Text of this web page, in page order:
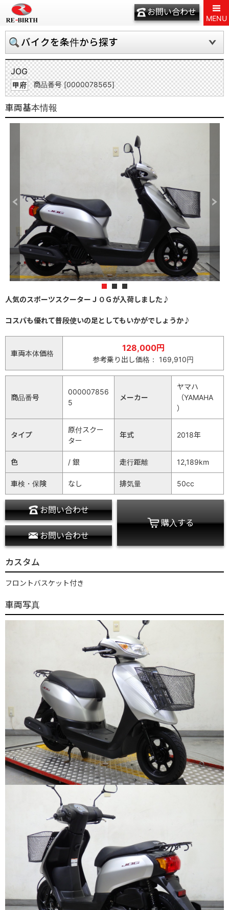
お問い合わせ
MENU
バイクを条件から探す
JOG
甲府 商品番号 [0000078565]
車両基本情報
Previous Next
1 2
人気のスポーツスクーターＪＯＧが入荷しました♪
コスパも優れて普段使いの足としてもいかがでしょうか♪
車両本体価格
128,000円
参考乗り出し価格： 169,910円
商品番号
000007856
5
メーカー
ヤマハ
（YAMAHA
）
タイプ
原付スクー
ター
年式 2018年
色 / 銀 走行距離 12,189km
車検・保険 なし 排気量 50cc
お問い合わせ
お問い合わせ
購入する
カスタム
フロントバスケット付き
車両写真